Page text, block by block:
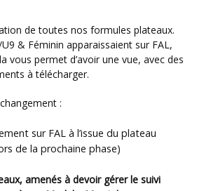
& Féminin apparaissaient sur FAL,
vous permet d’avoir une vue, avec des
à télécharger.
:
sur FAL à l’issue du plateau
de la prochaine phase)